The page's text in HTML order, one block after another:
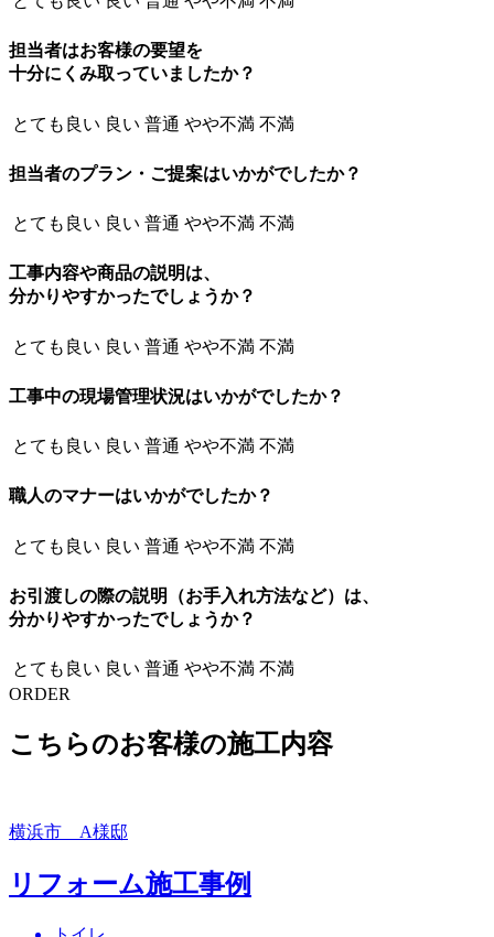
担当者はお客様の要望を
十分にくみ取っていましたか？
とても良い 良い 普通 やや不満 不満
担当者のプラン・ご提案はいかがでしたか？
とても良い 良い 普通 やや不満 不満
工事内容や商品の説明は、
分かりやすかったでしょうか？
とても良い 良い 普通 やや不満 不満
工事中の現場管理状況はいかがでしたか？
とても良い 良い 普通 やや不満 不満
職人のマナーはいかがでしたか？
とても良い 良い 普通 やや不満 不満
お引渡しの際の説明（お手入れ方法など）は、
分かりやすかったでしょうか？
とても良い 良い 普通 やや不満 不満
ORDER
こちらのお客様の施工内容
横浜市 A様邸
リフォーム施工事例